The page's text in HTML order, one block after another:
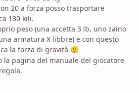
20 a forza posso trasportare
130 kili.
peso (una accetta 3 lb, uno zaino
armatura X libbre) e con questo
la forza di gravità 🙂
la pagina del manuale del giocatore